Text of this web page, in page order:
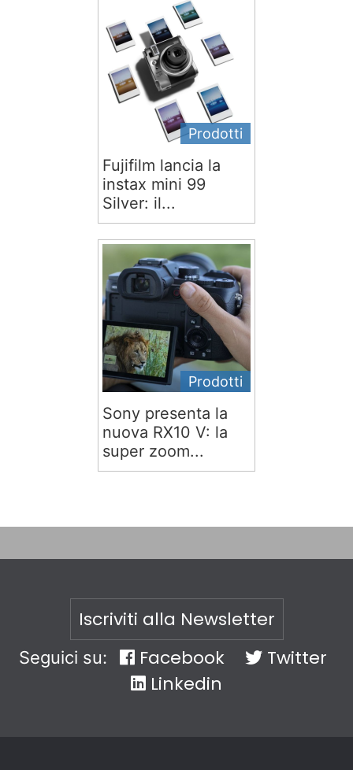
Prodotti
Fujifilm lancia la
instax mini 99
Silver: il...
Prodotti
Sony presenta la
nuova RX10 V: la
super zoom...
Iscriviti alla Newsletter
Seguici su: Facebook
Twitter
Linkedin